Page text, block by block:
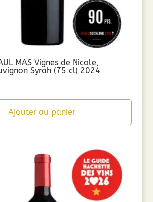
MAS Vignes de Nicole,
Syrah (75 cl) 2024
Ajouter au panier